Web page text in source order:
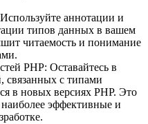
аннотации и
типов данных в вашем
читаемость и понимание
PHP: Оставайтесь в
связанных с типами
в новых версиях PHP. Это
эффективные и